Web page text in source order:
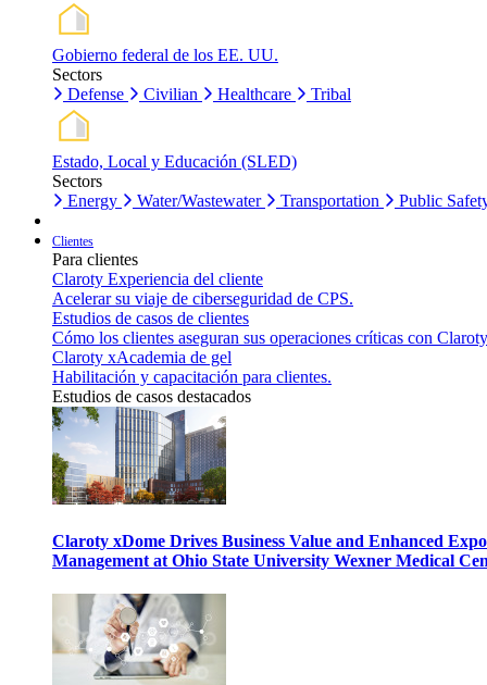
Gobierno federal de los EE. UU.
Sectors
Defense
Civilian Healthcare Tribal
Estado, Local y Educación (SLED)
Sectors
Energy
Water/Wastewater Transportation Public
Clientes
Para clientes
Claroty Experiencia del cliente
Acelerar su viaje de ciberseguridad de CPS.
Estudios de casos de clientes
Cómo los clientes aseguran sus operaciones críticas con
Claroty xAcademia de gel
Habilitación y capacitación para clientes.
Estudios de casos destacados
Claroty xDome Drives Business Value and Enhanced
Management at Ohio State University Wexner Medical